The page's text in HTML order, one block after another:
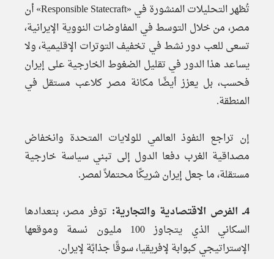
تُظهر التحليلات المنشورة في «Responsible Statecraft» أن
مصر، من خلال التوسط في المفاوضات النووية الإيرانية،
تسعى للعب دور نشط في تخفيف التوترات الإقليمية، ولا
يساعد هذا الدور في تقليل الضغوط الخارجية على إيران
فحسب، بل يعزز أيضًا مكانة مصر كلاعب مستقل في
المنطقة.
إن تراجع النفوذ العالمي للولايات المتحدة وانخفاض
مصداقية الغرب دفعا الدول إلى تبني سياسة خارجية
مستقلة، ما جعل إيران شريكًا محتملاً لمصر.
4ــ الفرص الاقتصادية والتجارية:
توفر مصر، بتعدادها
السكاني الذي يتجاوز 100 مليون نسمة وموقعها
الإستراتيجي كبوابة لإفريقيا، سوقًا جذابًة لإيران.